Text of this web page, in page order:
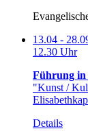
13.04 -
12.30 Uhr
Führung in
"Kunst /
Details